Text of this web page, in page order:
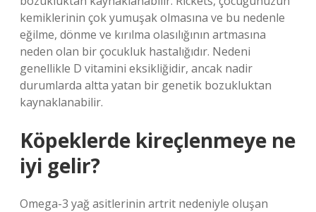
kemiklerinin çok yumuşak olmasına ve bu nedenle
eğilme, dönme ve kırılma olasılığının artmasına
neden olan bir çocukluk hastalığıdır. Nedeni
genellikle D vitamini eksikliğidir, ancak nadir
durumlarda altta yatan bir genetik bozukluktan
kaynaklanabilir.
Köpeklerde kireçlenmeye ne
iyi gelir?
Omega-3 yağ asitlerinin artrit nedeniyle oluşan